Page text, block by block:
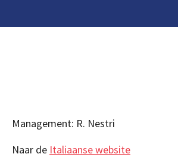
Management: R. Nestri
Naar de Italiaanse website